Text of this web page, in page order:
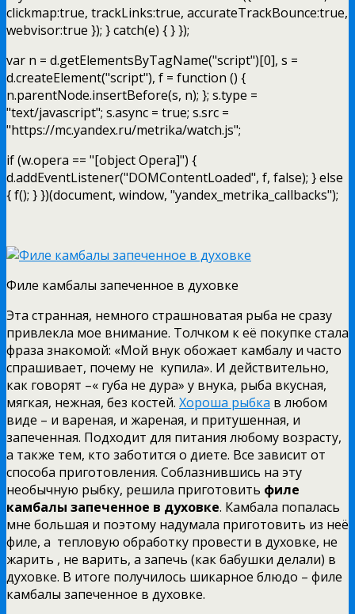
clickmap:true, trackLinks:true, accurateTrackBounce:true,
webvisor:true }); } catch(e) { } });
var n = d.getElementsByTagName("script")[0], s =
d.createElement("script"), f = function () {
n.parentNode.insertBefore(s, n); }; s.type =
"text/javascript"; s.async = true; s.src =
"https://mc.yandex.ru/metrika/watch.js";
if (w.opera == "[object Opera]") {
d.addEventListener("DOMContentLoaded", f, false); } else
{ f(); } })(document, window, "yandex_metrika_callbacks");
Филе камбалы запеченное в духовке
Эта странная, немного страшноватая рыба не сразу
привлекла мое внимание. Толчком к её покупке стала
фраза знакомой: «Мой внук обожает камбалу и часто
спрашивает, почему не купила». И действительно,
как говорят –« губа не дура» у внука, рыба вкусная,
мягкая, нежная, без костей. Хороша рыбка в любом
виде – и вареная, и жареная, и притушенная, и
запеченная. Подходит для питания любому возрасту,
а также тем, кто заботится о диете. Все зависит от
способа приготовления. Соблазнившись на эту
необычную рыбку, решила приготовить филе
камбалы запеченное в духовке. Камбала попалась
мне большая и поэтому надумала приготовить из неё
филе, а тепловую обработку провести в духовке, не
жарить , не варить, а запечь (как бабушки делали) в
духовке. В итоге получилось шикарное блюдо – филе
камбалы запеченное в духовке.